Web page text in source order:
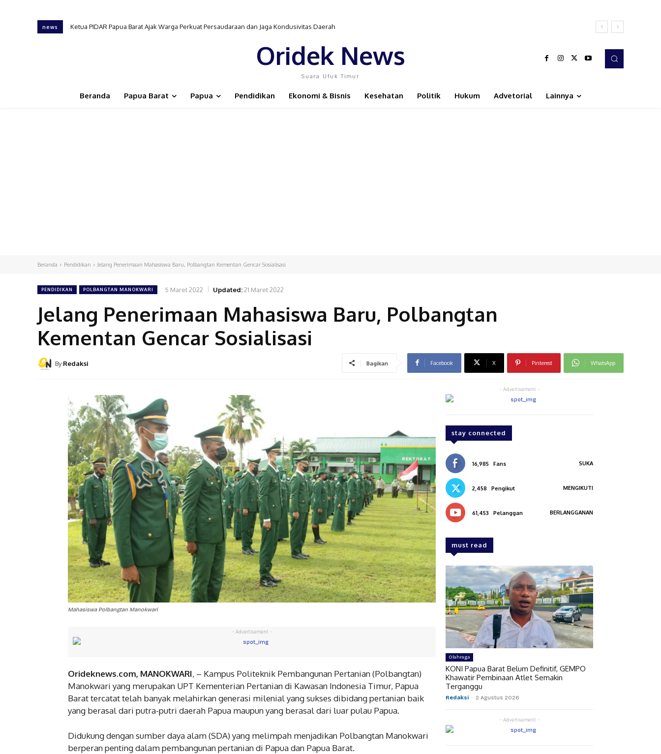
news Ketua PIDAR Papua Barat Ajak Warga Perkuat Persaudaraan dan Jaga Kondusivitas Daerah
Ketua Parjal Manokwari Minta Warga Bijak Sikapi Informasi dan Jaga Stabilitas Daerah
Oridek News
Suara Ufuk Timur
Beranda Papua Barat Papua Pendidikan Ekonomi & Bisnis Kesehatan Politik Hukum Advetorial Lainnya
Beranda Pendidikan Jelang Penerimaan Mahasiswa Baru, Polbangtan Kementan Gencar Sosialisasi
PENDIDIKAN POLBANGTAN MANOKWARI 5 Maret 2022 Updated:21 Maret 2022
Jelang Penerimaan Mahasiswa Baru, Polbangtan
Kementan Gencar Sosialisasi
By Redaksi Bagikan Facebook X Pinterest WhatsApp
Mahasiswa Polbangtan Manokwari
- Advertisement -
Orideknews.com, MANOKWARI, – Kampus Politeknik Pembangunan Pertanian (Polbangtan)
Manokwari yang merupakan UPT Kementerian Pertanian di Kawasan Indonesia Timur, Papua
Barat tercatat telah banyak melahirkan generasi milenial yang sukses dibidang pertanian baik
yang berasal dari putra-putri daerah Papua maupun yang berasal dari luar pulau Papua.
Didukung dengan sumber daya alam (SDA) yang melimpah menjadikan Polbangtan Manokwari
berperan penting dalam pembangunan pertanian di Papua dan Papua Barat.
- Advertisement -
stay connected
16,985 Fans SUKA
2,458 Pengikut MENGIKUTI
61,453 Pelanggan BERLANGGANAN
must read
Olahraga
KONI Papua Barat Belum Definitif, GEMPO
Khawatir Pembinaan Atlet Semakin
Terganggu
Redaksi - 2 Agustus 2026
- Advertisement -